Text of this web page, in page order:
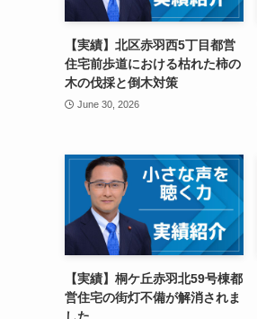
【実績】北区赤羽西5丁目都営
住宅前歩道における枯れた柿の
木の伐採と倒木対策
June 30, 2026
【実績】桐ケ丘赤羽北59号棟都
営住宅の街灯不備が解消されま